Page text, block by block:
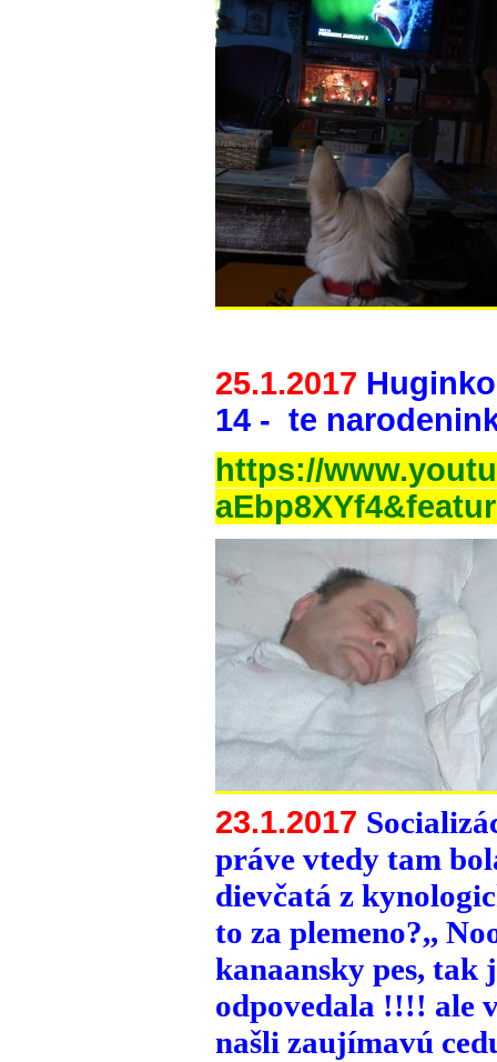
25.1.2017
14 - te
https://
23.1.2017
práve vtedy tam
dievčatá z
to za plemeno?,,
kanaansky pes, tak
odpovedala !!!! ale
našli zaujímavú